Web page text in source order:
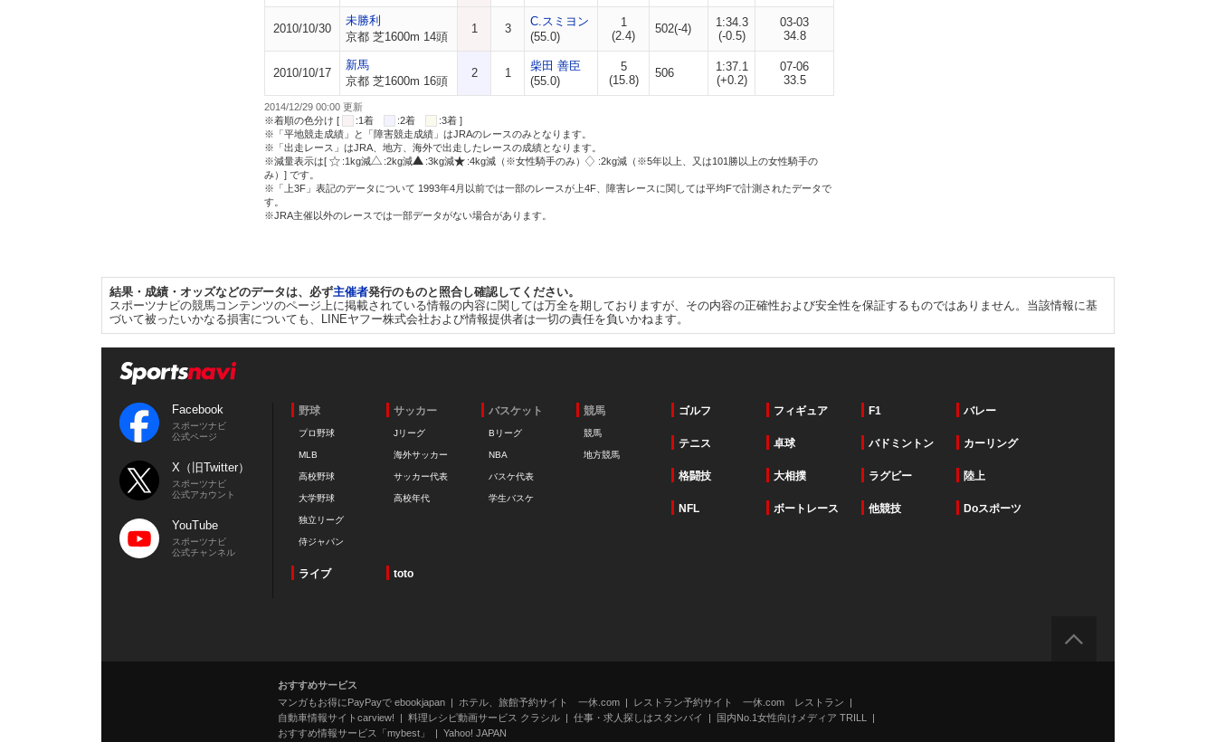
2010/10/30
未勝利
京都 芝1600m 14頭
1 3
C.スミヨン
(55.0)
1
(2.4)
502(-4)
1:34.3
(-0.5)
03-03
34.8
2010/10/17
新馬
京都 芝1600m 16頭
2 1
柴田 善臣
(55.0)
5
(15.8)
506
1:37.1
(+0.2)
07-06
33.5
2014/12/29 00:00 更新
※着順の色分け [
:1着 :2着
:3着 ]
※「平地競走成績」と「障害競走成績」はJRAのレースのみとなります。
※「出走レース」はJRA、地方、海外で出走したレースの成績となります。
※減量表示は[
:1kg減 :2kg減 :3kg減 :4kg減（※女性騎手のみ）
:2kg減（※5年以上、又は101勝以上の女性騎手の
み）] です。
※「上3F」表記のデータについて 1993年4月以前では一部のレースが上4F、障害レースに関しては平均Fで計測されたデータで
す。
※JRA主催以外のレースでは一部データがない場合があります。
結果・成績・オッズなどのデータは、必ず主催者発行のものと照合し確認してください。
スポーツナビの競馬コンテンツのページ上に掲載されている情報の内容に関しては万全を期しておりますが、その内容の正確性および安全性を保証するものではありません。当該情報に基
づいて被ったいかなる損害についても、LINEヤフー株式会社および情報提供者は一切の責任を負いかねます。
Facebook
スポーツナビ
公式ページ
X（旧Twitter）
スポーツナビ
公式アカウント
YouTube
スポーツナビ
公式チャンネル
野球
プロ野球
MLB
高校野球
大学野球
独立リーグ
侍ジャパン
サッカー
Jリーグ
海外サッカー
サッカー代表
高校年代
バスケット
Bリーグ
NBA
バスケ代表
学生バスケ
競馬
競馬
地方競馬
ゴルフ フィギュア F1 バレー
テニス 卓球 バドミントン カーリング
格闘技 大相撲 ラグビー 陸上
NFL ボートレース 他競技 Doスポーツ
ライブ toto
おすすめサービス
マンガもお得にPayPayで ebookjapan
ホテル、旅館予約サイト 一休.com
レストラン予約サイト 一休.com レストラン
自動車情報サイトcarview!
料理レシピ動画サービス クラシル 仕事・求人探しはスタンバイ
国内No.1女性向けメディア TRILL
おすすめ情報サービス「mybest」
Yahoo! JAPAN